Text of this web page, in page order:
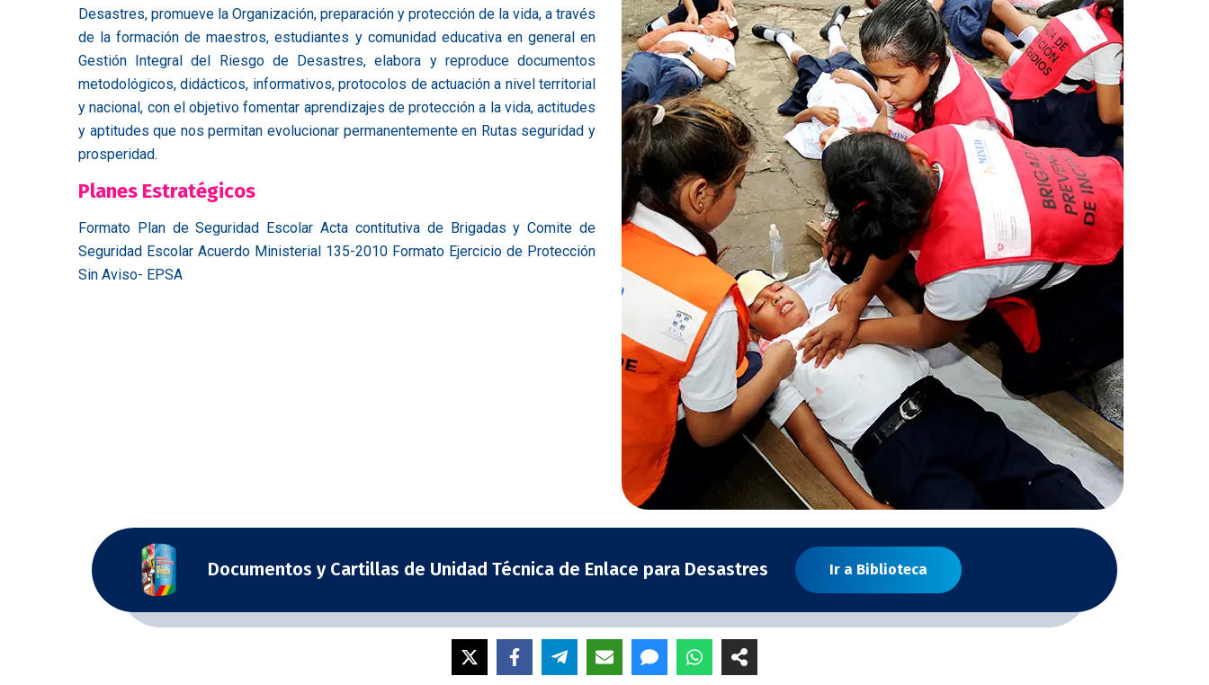
Desastres, promueve la Organización, preparación y protección de la vida, a través
de la formación de maestros, estudiantes y comunidad educativa en general en
Gestión Integral del Riesgo de Desastres, elabora y reproduce documentos
metodológicos, didácticos, informativos, protocolos de actuación a nivel territorial
y nacional, con el objetivo fomentar aprendizajes de protección a la vida, actitudes
y aptitudes que nos permitan evolucionar permanentemente en Rutas seguridad y
prosperidad.
Planes Estratégicos
Formato Plan de Seguridad Escolar Acta contitutiva de Brigadas y Comite de
Seguridad Escolar Acuerdo Ministerial 135-2010 Formato Ejercicio de Protección
Sin Aviso- EPSA
Documentos y Cartillas de Unidad Técnica de Enlace para Desastres Ir a Biblioteca